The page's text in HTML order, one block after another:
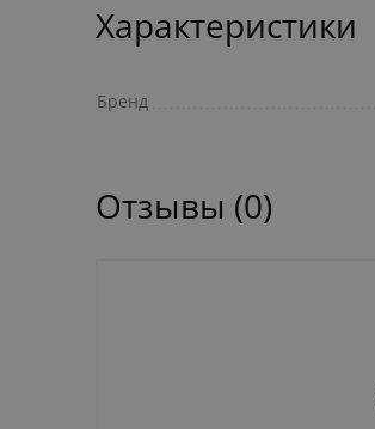
Характеристики
Бренд
Отзывы (0)